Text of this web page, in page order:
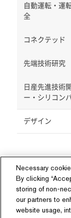
自動運転・運
全
コネクテッド
先端技術研究
日産先進技術
ー・シリコン
デザイン
Necessary
By clicking
storing of non-
our partners to
website usage,